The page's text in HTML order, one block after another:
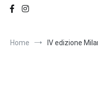
Home IV edizione